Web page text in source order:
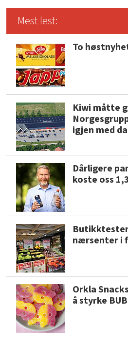
Mest lest:
To
Kiwi måtte
igjen med
Dårligere
koste oss
nærsenter i
Orkla
å styrke